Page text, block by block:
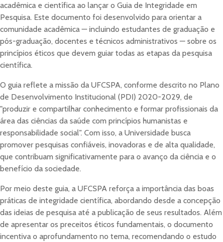
acadêmica e científica ao lançar o Guia de Integridade em
Pesquisa. Este documento foi desenvolvido para orientar a
comunidade acadêmica — incluindo estudantes de graduação e
pós-graduação, docentes e técnicos administrativos — sobre os
princípios éticos que devem guiar todas as etapas da pesquisa
científica.
O guia reflete a missão da UFCSPA, conforme descrito no Plano
de Desenvolvimento Institucional (PDI) 2020-2029, de
"produzir e compartilhar conhecimento e formar profissionais da
área das ciências da saúde com princípios humanistas e
responsabilidade social". Com isso, a Universidade busca
promover pesquisas confiáveis, inovadoras e de alta qualidade,
que contribuam significativamente para o avanço da ciência e o
benefício da sociedade.
Por meio deste guia, a UFCSPA reforça a importância das boas
práticas de integridade científica, abordando desde a concepção
das ideias de pesquisa até a publicação de seus resultados. Além
de apresentar os preceitos éticos fundamentais, o documento
incentiva o aprofundamento no tema, recomendando o estudo